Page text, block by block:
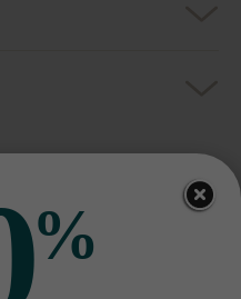
pour vous
%